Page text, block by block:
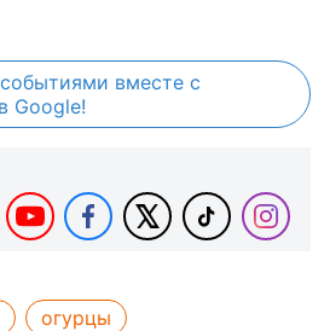
вместе с
Google!
огурцы